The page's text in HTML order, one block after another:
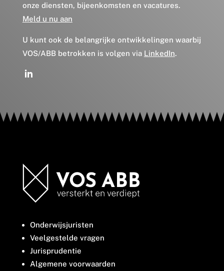
onze diensten, bijeenkomsten en vacatures.
Meld u nu aan
U kunt ook de belangrijke ontwikkelingen waarbij
VOS/ABB betrokken is volgen via LinkedIn.
Onderwijsjuristen
Veelgestelde vragen
Jurisprudentie
Algemene voorwaarden